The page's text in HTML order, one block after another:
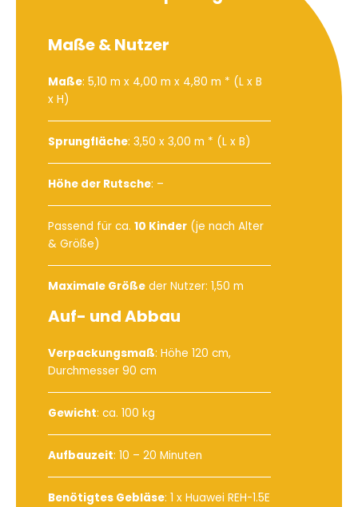
Maße & Nutzer
Maße: 5,10 m x 4,00 m x 4,80 m * (L x B
x H)
Sprungfläche: 3,50 x 3,00 m * (L x B)
Höhe der Rutsche: –
Passend für ca. 10 Kinder (je nach Alter
& Größe)
Maximale Größe der Nutzer: 1,50 m
Auf- und Abbau
Verpackungsmaß: Höhe 120 cm,
Durchmesser 90 cm
Gewicht: ca. 100 kg
Aufbauzeit: 10 – 20 Minuten
Benötigtes Gebläse: 1 x Huawei REH-1.5E